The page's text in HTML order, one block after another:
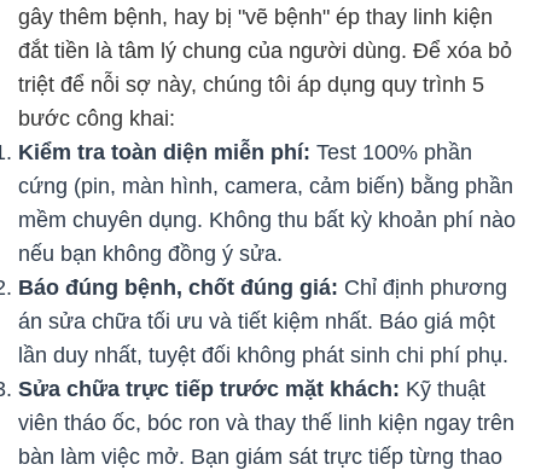
gây thêm bệnh, hay bị "vẽ bệnh" ép thay linh kiện
đắt tiền là tâm lý chung của người dùng. Để xóa bỏ
triệt để nỗi sợ này, chúng tôi áp dụng quy trình 5
bước công khai:
Kiểm tra toàn diện miễn phí: Test 100% phần
cứng (pin, màn hình, camera, cảm biến) bằng phần
mềm chuyên dụng. Không thu bất kỳ khoản phí nào
nếu bạn không đồng ý sửa.
Báo đúng bệnh, chốt đúng giá: Chỉ định phương
án sửa chữa tối ưu và tiết kiệm nhất. Báo giá một
lần duy nhất, tuyệt đối không phát sinh chi phí phụ.
Sửa chữa trực tiếp trước mặt khách: Kỹ thuật
viên tháo ốc, bóc ron và thay thế linh kiện ngay trên
bàn làm việc mở. Bạn giám sát trực tiếp từng thao